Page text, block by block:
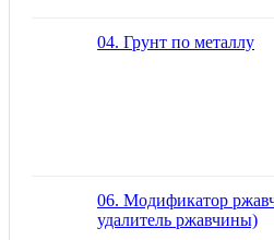
04. Грунт по металлу
06. Модификатор
удалитель ржавчины)